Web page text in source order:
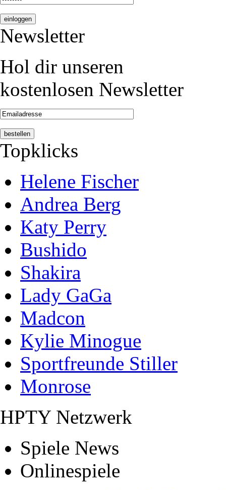
Newsletter
Hol dir unseren
kostenlosen Newsletter
Topklicks
Helene Fischer
Andrea Berg
Katy Perry
Bushido
Shakira
Lady GaGa
Madcon
Kylie Minogue
Sportfreunde Stiller
Monrose
HPTY Netzwerk
Spiele News
Onlinespiele